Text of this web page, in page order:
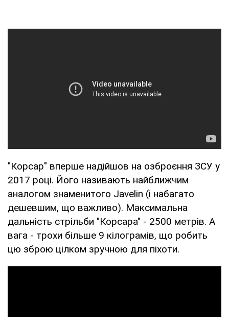
"Корсар" вперше надійшов на озброєння ЗСУ у
2017 році. Його називають найближчим
аналогом знаменитого Javelin (і набагато
дешевшим, що важливо). Максимальна
дальність стрільби "Корсара" - 2500 метрів. А
вага - трохи більше 9 кілограмів, що робить
цю зброю цілком зручною для піхоти.